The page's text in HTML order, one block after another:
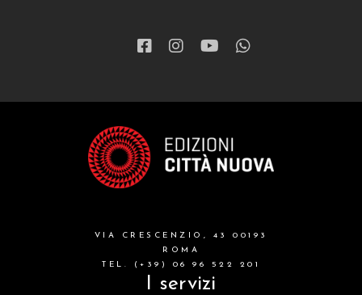
formazione cristiana e liturgia
catalogo storico
attualita'
VIA CRESCENZIO, 43 00193
ROMA
TEL. (+39) 06 96 522 201
I servizi